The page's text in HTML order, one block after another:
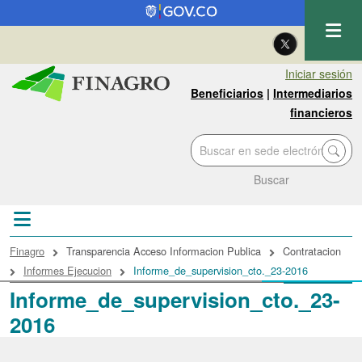
Pasar al contenido principal
| Eng
Iniciar sesión
Beneficiarios | Intermediarios
financieros
Buscar
Informe_de_supervision_cto._23-
2016
enlaces de ayuda a la
Finagro Transparencia Acceso Informacion Publica
Contratacion
Informes Ejecucion
Informe_de_supervision_cto._23-2016